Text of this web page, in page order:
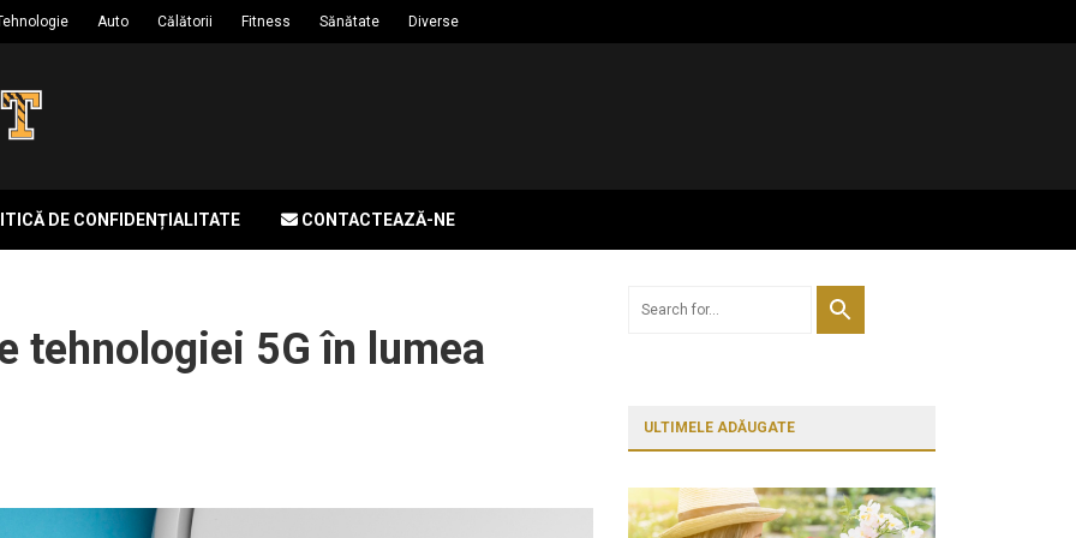
Auto Călătorii Fitness Sănătate Diverse
DE CONFIDENȚIALITATE CONTACTEAZĂ-NE
tehnologiei 5G în lumea
ULTIMELE ADĂUGATE